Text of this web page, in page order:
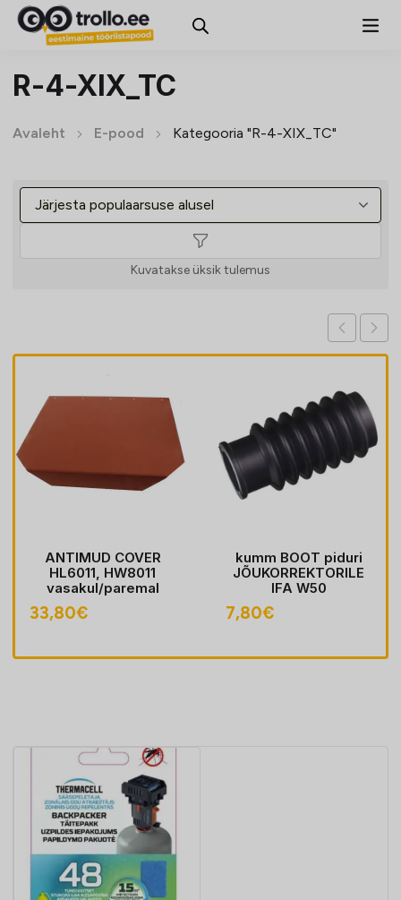
R-4-XIX_TC
Avaleht E-pood Kategooria "R-4-XIX_TC"
Kuvatakse üksik tulemus
ANTIMUD COVER
HL6011, HW8011
vasakul/paremal
33,80€
kumm BOOT piduri
JÕUKORREKTORILE
IFA W50
7,80€